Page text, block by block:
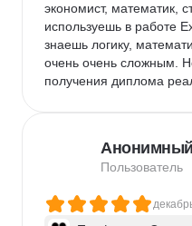
экономист, математик,
используешь в работе
знаешь логику,
очень очень сложным.
получения диплома
Анонимный
Пользователь